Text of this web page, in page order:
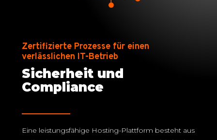
Zertifizierte Prozesse für einen
verlässlichen IT-Betrieb
Sicherheit und
Compliance
Eine leistungsfähige Hosting-Plattform besteht aus